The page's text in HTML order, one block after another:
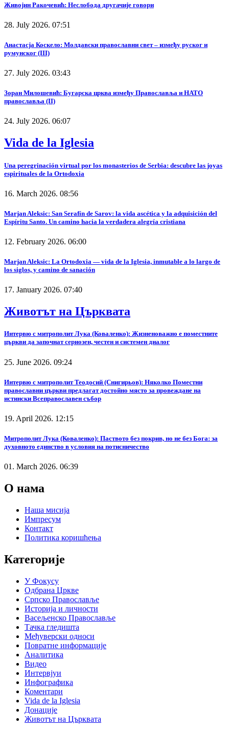
Живојин Ракочевић: Неслобода другачије говори
28. July 2026. 07:51
Анастасја Коскело: Молдавски православни свет – између руског и
румунског (III)
27. July 2026. 03:43
Зоран Милошевић: Бугарска црква између Православља и НАТО
православља (II)
24. July 2026. 06:07
Vida de la Iglesia
Una peregrinación virtual por los monasterios de Serbia: descubre las joyas
espirituales de la Ortodoxia
16. March 2026. 08:56
Marjan Aleksic: San Serafín de Sarov: la vida ascética y la adquisición del
Espíritu Santo. Un camino hacia la verdadera alegría cristiana
12. February 2026. 06:00
Marjan Aleksic: La Ortodoxia — vida de la Iglesia, inmutable a lo largo de
los siglos, y camino de sanación
17. January 2026. 07:40
Животът на Църквата
Интервю с митрополит Лука (Коваленко): Жизненоважно е поместните
църкви да започнат сериозен, честен и системен диалог
25. June 2026. 09:24
Интервю с митрополит Теодосий (Снигирьов): Няколко Поместни
православни църкви предлагат достойно място за провеждане на
истински Всеправославен събор
19. April 2026. 12:15
Митрополит Лука (Коваленко): Паството без покрив, но не без Бога: за
духовното единство в условия на потисничество
01. March 2026. 06:39
О нама
Наша мисија
Импресум
Контакт
Политика коришћења
Категорије
У Фокусу
Одбрана Цркве
Српско Православље
Историја и личности
Васељенско Православље
Тачка гледишта
Међуверски односи
Повратне информације
Аналитика
Видео
Интервјуи
Инфографика
Коментари
Vida de la Iglesia
Донације
Животът на Църквата